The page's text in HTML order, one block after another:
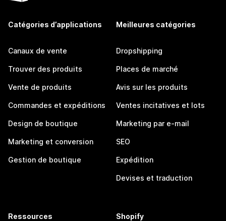
Catégories d’applications
Canaux de vente
Trouver des produits
Vente de produits
Commandes et expéditions
Design de boutique
Marketing et conversion
Gestion de boutique
Meilleures catégories
Dropshipping
Places de marché
Avis sur les produits
Ventes incitatives et lots
Marketing par e-mail
SEO
Expédition
Devises et traduction
Ressources Shopify